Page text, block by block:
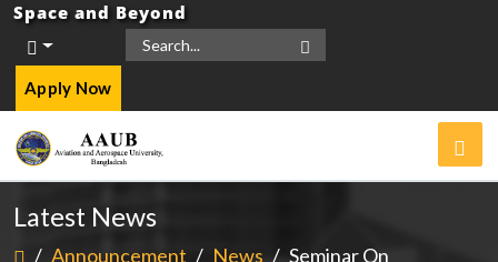
Space and Beyond
Apply Now
Latest News
/ Announcement / News / Seminar On